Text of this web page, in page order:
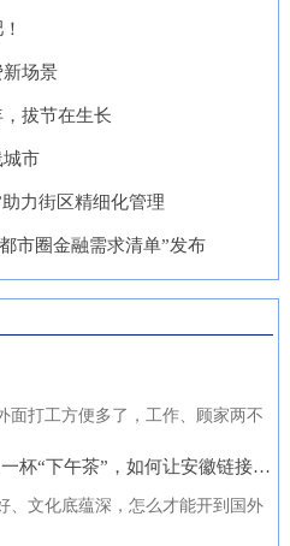
态。
徽正在全力发展的重点产业，努
力推动展商变投资商。科技与开
最快汽车仰望U9、在2025机器
人足球世界杯上夺冠的人形机器
人、可
的“助推器”、绿色经济的“新引
擎”。 扩绿兴绿护绿 筑牢美丽安
徽生态屏障清晨五点，潜山市驼
岭国有林场东风管护点，今年57
1988年参加工作起，这条巡山路
队“基于无人机空天信息的高速
路施工全过程的可视化、智能化
监管需求，通过无人机与 AI 算
法结合，实现高速公路施工安全
隐患实时识别与动态预警，构建
交通领航人才实训基地建设，将
场景
拔节在生长
城市
力街区精细化管理
市圈金融需求清单”发布
面打工方便多了，工作、顾家两不
“下午茶”，如何让安徽链接世界？
、文化底蕴深，怎么才能开到国外